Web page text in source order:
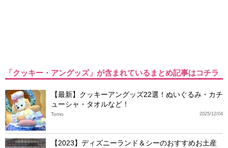
「クッキー・アングッズ」が含まれているまとめ記事はコチラ
【最新】クッキーアングッズ22選！ぬいぐるみ・カチ
ューシャ・タオルなど！
2025/12/04
Tomo
【2023】ディズニーランド＆シーのおすすめお土産